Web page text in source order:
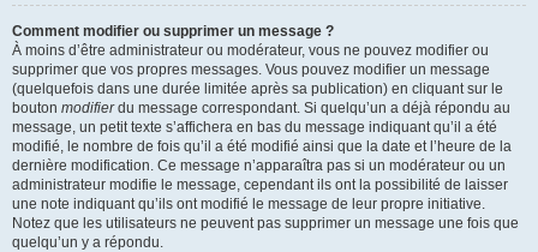
Comment modifier ou supprimer un message ?
À moins d’être administrateur ou modérateur, vous ne pouvez modifier ou
supprimer que vos propres messages. Vous pouvez modifier un message
(quelquefois dans une durée limitée après sa publication) en cliquant sur le
bouton modifierdu message correspondant. Si quelqu’un a déjà répondu au
message, un petit texte s’affichera en bas du message indiquant qu’il a été
modifié, le nombre de fois qu’il a été modifié ainsi que la date et l’heure de la
dernière modification. Ce message n’apparaîtra pas si un modérateur ou un
administrateur modifie le message, cependant ils ont la possibilité de laisser
une note indiquant qu’ils ont modifié le message de leur propre initiative.
Notez que les utilisateurs ne peuvent pas supprimer un message une fois que
quelqu’un y a répondu.